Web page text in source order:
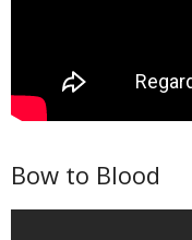
Bow to Blood